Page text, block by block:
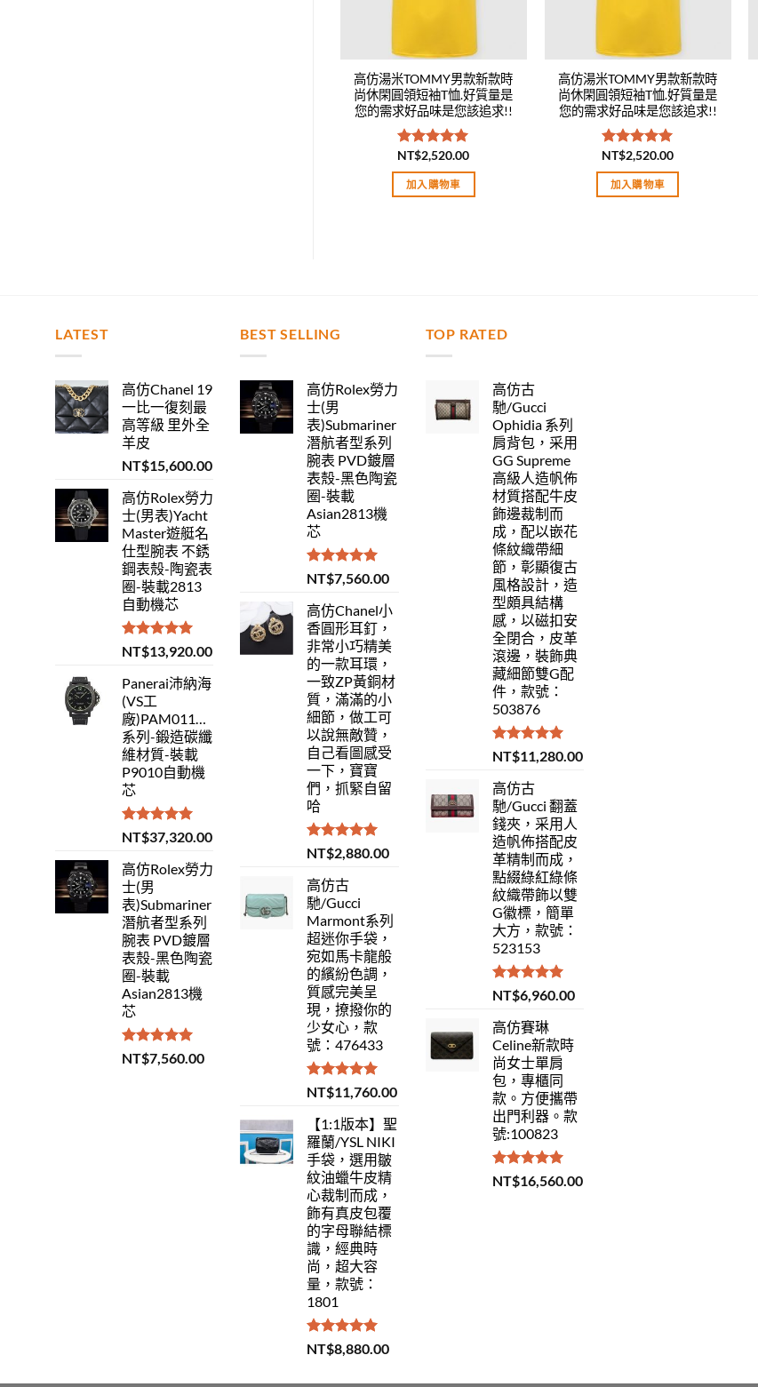
高仿湯米TOMMY男款新款時
尚休閑圓領短袖T恤.好質量是
您的需求好品味是您該追求!!
評分5.00
滿分 5
NT$2,520.00
加入購物車
高仿湯米TOMMY男款新款時
尚休閑圓領短袖T恤.好質量是
您的需求好品味是您該追求!!
評分5.00
滿分 5
NT$2,520.00
加入購物車
LATEST
高仿Chanel 19
一比一復刻最
高等級 里外全
羊皮
NT$15,600.00
高仿Rolex勞力
士(男表)Yacht
Master遊艇名
仕型腕表 不銹
鋼表殼-陶瓷表
圈-裝載2813
自動機芯
評分5.00
滿分 5
NT$13,920.00
Panerai沛納海
(VS工
廠)PAM01118Luminor
系列-鍛造碳纖
維材質-裝載
P9010自動機
芯
評分5.00
滿分 5
NT$37,320.00
高仿Rolex勞力
士(男
表)Submariner
潛航者型系列
腕表 PVD鍍層
表殼-黑色陶瓷
圈-裝載
Asian2813機
芯
評分 5.00
滿分 5
NT$7,560.00
BEST SELLING
高仿Rolex勞力
士(男
表)Submariner
潛航者型系列
腕表 PVD鍍層
表殼-黑色陶瓷
圈-裝載
Asian2813機
芯
評分 5.00
滿分 5
NT$7,560.00
高仿Chanel小
香圓形耳釘，
非常小巧精美
的一款耳環，
一致ZP黃銅材
質，滿滿的小
細節，做工可
以說無敵贊，
自己看圖感受
一下，寶寶
們，抓緊自留
哈
評分 5.00
滿分 5
NT$2,880.00
高仿古
馳/Gucci
Marmont系列
超迷你手袋，
宛如馬卡龍般
的繽紛色調，
質感完美呈
現，撩撥你的
少女心，款
號：476433
評分5.00
滿分 5
NT$11,760.00
【1:1版本】聖
羅蘭/YSL NIKI
手袋，選用皺
紋油蠟牛皮精
心裁制而成，
飾有真皮包覆
的字母聯結標
識，經典時
尚，超大容
量，款號：
1801
評分 5.00
滿分 5
NT$8,880.00
TOP RATED
高仿古
馳/Gucci
Ophidia 系列
肩背包，采用
GG Supreme
高級人造帆佈
材質搭配牛皮
飾邊裁制而
成，配以嵌花
條紋織帶細
節，彰顯復古
風格設計，造
型頗具結構
感，以磁扣安
全閉合，皮革
滾邊，裝飾典
藏細節雙G配
件，款號：
503876
評分5.00
滿分 5
NT$11,280.00
高仿古
馳/Gucci 翻蓋
錢夾，采用人
造帆佈搭配皮
革精制而成，
點綴綠紅綠條
紋織帶飾以雙
G徽標，簡單
大方，款號：
523153
評分5.00
滿分 5
NT$6,960.00
高仿賽琳
Celine新款時
尚女士單肩
包，專櫃同
款。方便攜帶
出門利器。款
號:100823
評分5.00
滿分 5
NT$16,560.00